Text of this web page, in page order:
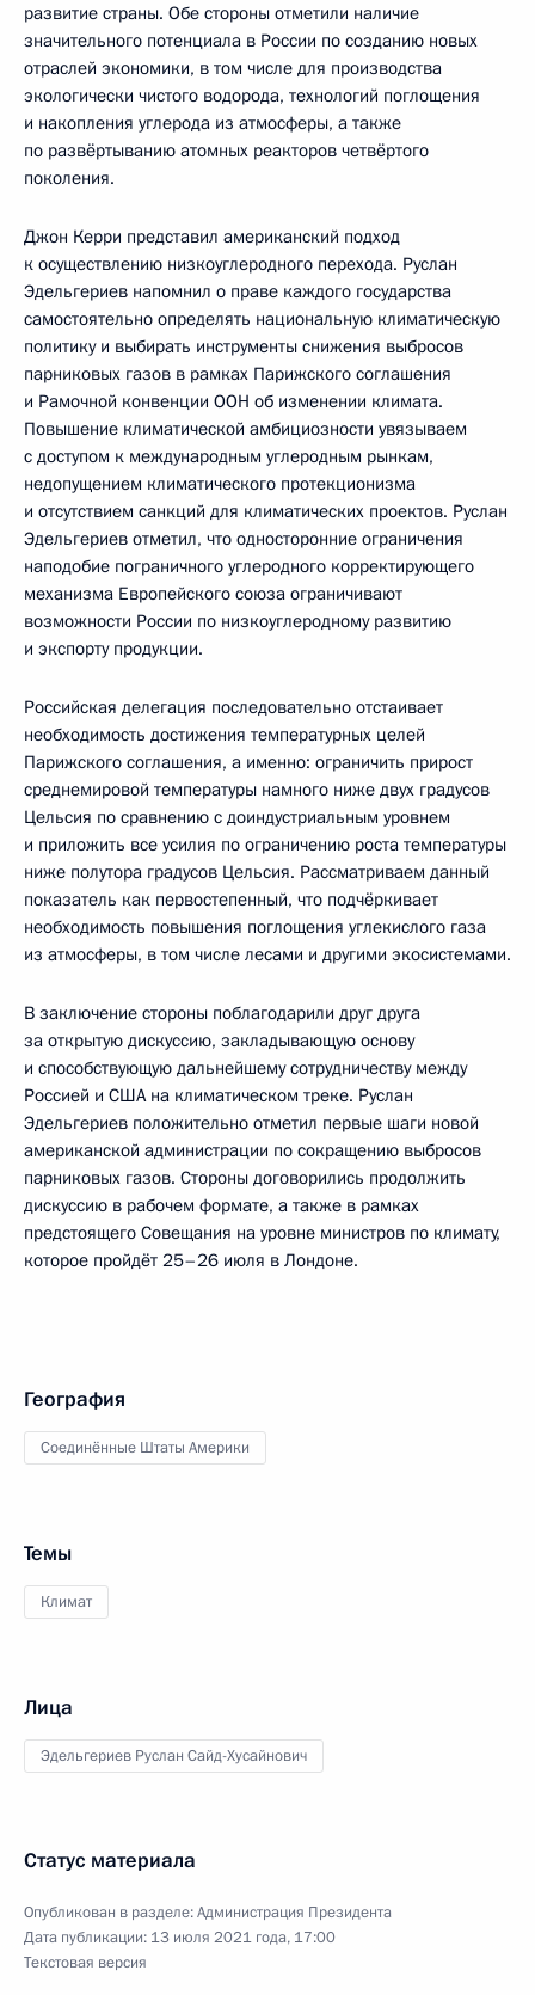
развитие страны. Обе стороны отметили наличие
значительного потенциала в России по созданию новых
отраслей экономики, в том числе для производства
экологически чистого водорода, технологий поглощения
и накопления углерода из атмосферы, а также
по развёртыванию атомных реакторов четвёртого
поколения.
Джон Керри представил американский подход
к осуществлению низкоуглеродного перехода. Руслан
Эдельгериев напомнил о праве каждого государства
самостоятельно определять национальную климатическую
политику и выбирать инструменты снижения выбросов
парниковых газов в рамках Парижского соглашения
и Рамочной конвенции ООН об изменении климата.
Повышение климатической амбициозности увязываем
с доступом к международным углеродным рынкам,
недопущением климатического протекционизма
и отсутствием санкций для климатических проектов. Руслан
Эдельгериев отметил, что односторонние ограничения
наподобие пограничного углеродного корректирующего
механизма Европейского союза ограничивают
возможности России по низкоуглеродному развитию
и экспорту продукции.
Российская делегация последовательно отстаивает
необходимость достижения температурных целей
Парижского соглашения, а именно: ограничить прирост
среднемировой температуры намного ниже двух градусов
Цельсия по сравнению с доиндустриальным уровнем
и приложить все усилия по ограничению роста температуры
ниже полутора градусов Цельсия. Рассматриваем данный
показатель как первостепенный, что подчёркивает
необходимость повышения поглощения углекислого газа
из атмосферы, в том числе лесами и другими экосистемами.
В заключение стороны поблагодарили друг друга
за открытую дискуссию, закладывающую основу
и способствующую дальнейшему сотрудничеству между
Россией и США на климатическом треке. Руслан
Эдельгериев положительно отметил первые шаги новой
американской администрации по сокращению выбросов
парниковых газов. Стороны договорились продолжить
дискуссию в рабочем формате, а также в рамках
предстоящего Совещания на уровне министров по климату,
которое пройдёт 25–26 июля в Лондоне.
География
Соединённые Штаты Америки
Темы
Климат
Лица
Эдельгериев Руслан Сайд-Хусайнович
Статус материала
Опубликован в разделе:Администрация Президента
Дата публикации: 13 июля 2021 года, 17:00
Текстовая версия